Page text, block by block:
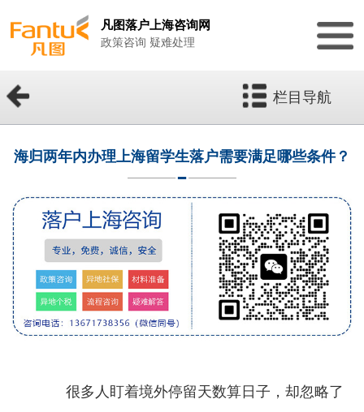
凡图落户上海咨询网
政策咨询 疑难处理
栏目导航
海归两年内办理上海留学生落户需要满足哪些条件？
很多人盯着境外停留天数算日子，却忽略了